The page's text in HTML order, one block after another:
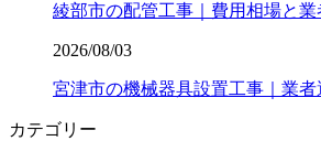
綾部市の配管工事｜費用相場と業
2026/08/03
宮津市の機械器具設置工事｜業
カテゴリー